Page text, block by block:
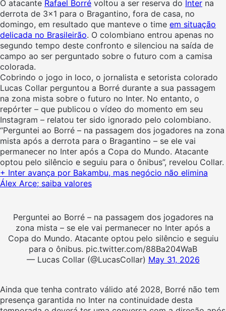
O atacante Rafael Borré voltou a ser reserva do Inter na
derrota de 3×1 para o Bragantino, fora de casa, no
domingo, em resultado que manteve o time em situação
delicada no Brasileirão. O colombiano entrou apenas no
segundo tempo deste confronto e silenciou na saída de
campo ao ser perguntado sobre o futuro com a camisa
colorada.
Cobrindo o jogo in loco, o jornalista e setorista colorado
Lucas Collar perguntou a Borré durante a sua passagem
na zona mista sobre o futuro no Inter. No entanto, o
repórter – que publicou o vídeo do momento em seu
Instagram – relatou ter sido ignorado pelo colombiano.
“Perguntei ao Borré – na passagem dos jogadores na zona
mista após a derrota para o Bragantino – se ele vai
permanecer no Inter após a Copa do Mundo. Atacante
optou pelo silêncio e seguiu para o ônibus”, revelou Collar.
+ Inter avança por Bakambu, mas negócio não elimina
Álex Arce; saiba valores
Perguntei ao Borré – na passagem dos jogadores na
zona mista – se ele vai permanecer no Inter após a
Copa do Mundo. Atacante optou pelo silêncio e seguiu
para o ônibus. pic.twitter.com/88Ba204WaB
— Lucas Collar (@LucasCollar) May 31, 2026
Ainda que tenha contrato válido até 2028, Borré não tem
presença garantida no Inter na continuidade desta